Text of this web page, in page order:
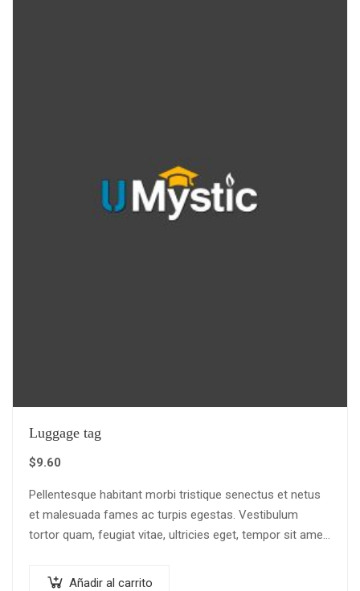
Luggage tag
$9.60
Pellentesque habitant morbi tristique senectus et netus
et malesuada fames ac turpis egestas. Vestibulum
tortor quam, feugiat vitae, ultricies eget, tempor sit amet,
Añadir al carrito